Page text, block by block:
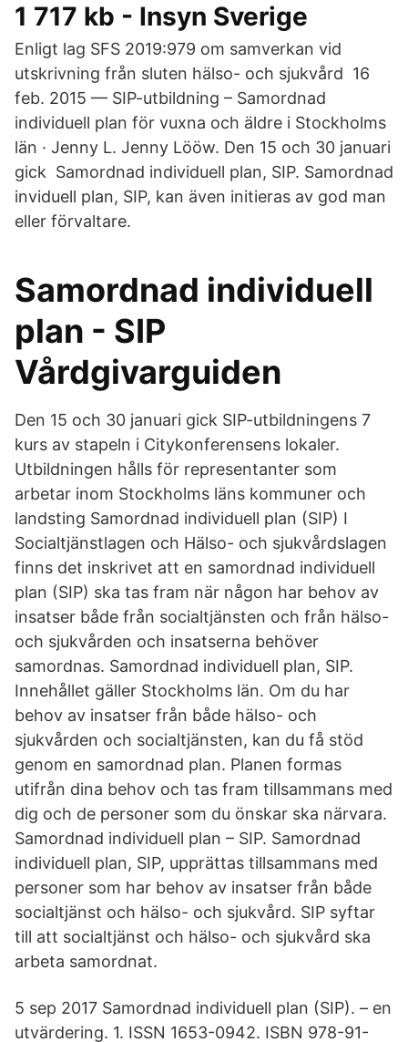
1 717 kb - Insyn Sverige
Enligt lag SFS 2019:979 om samverkan vid
utskrivning från sluten hälso- och sjukvård 16
feb. 2015 — SIP-utbildning – Samordnad
individuell plan för vuxna och äldre i Stockholms
län · Jenny L. Jenny Lööw. Den 15 och 30 januari
gick Samordnad individuell plan, SIP. Samordnad
inviduell plan, SIP, kan även initieras av god man
eller förvaltare.
Samordnad individuell
plan - SIP
Vårdgivarguiden
Den 15 och 30 januari gick SIP-utbildningens 7
kurs av stapeln i Citykonferensens lokaler.
Utbildningen hålls för representanter som
arbetar inom Stockholms läns kommuner och
landsting Samordnad individuell plan (SIP) I
Socialtjänstlagen och Hälso- och sjukvårdslagen
finns det inskrivet att en samordnad individuell
plan (SIP) ska tas fram när någon har behov av
insatser både från socialtjänsten och från hälso-
och sjukvården och insatserna behöver
samordnas. Samordnad individuell plan, SIP.
Innehållet gäller Stockholms län. Om du har
behov av insatser från både hälso- och
sjukvården och socialtjänsten, kan du få stöd
genom en samordnad plan. Planen formas
utifrån dina behov och tas fram tillsammans med
dig och de personer som du önskar ska närvara.
Samordnad individuell plan – SIP. Samordnad
individuell plan, SIP, upprättas tillsammans med
personer som har behov av insatser från både
socialtjänst och hälso- och sjukvård. SIP syftar
till att socialtjänst och hälso- och sjukvård ska
arbeta samordnat.
5 sep 2017 Samordnad individuell plan (SIP). – en
utvärdering. 1. ISSN 1653-0942. ISBN 978-91-